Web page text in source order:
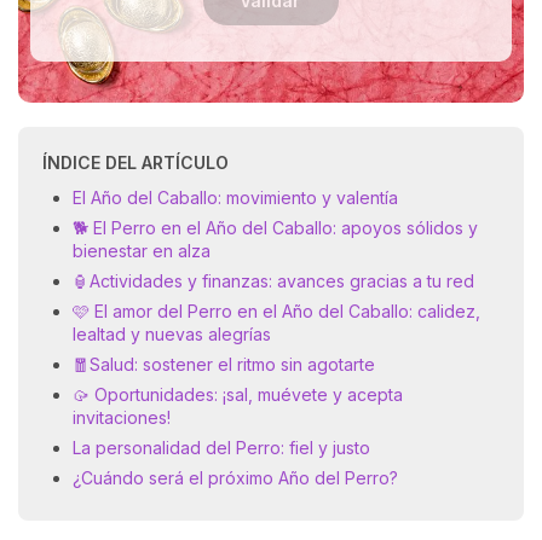
ÍNDICE DEL ARTÍCULO
El Año del Caballo: movimiento y valentía
🐕 El Perro en el Año del Caballo: apoyos sólidos y
bienestar en alza
🏮Actividades y finanzas: avances gracias a tu red
🩷 El amor del Perro en el Año del Caballo: calidez,
lealtad y nuevas alegrías
🧧Salud: sostener el ritmo sin agotarte
🥠 Oportunidades: ¡sal, muévete y acepta
invitaciones!
La personalidad del Perro: fiel y justo
¿Cuándo será el próximo Año del Perro?